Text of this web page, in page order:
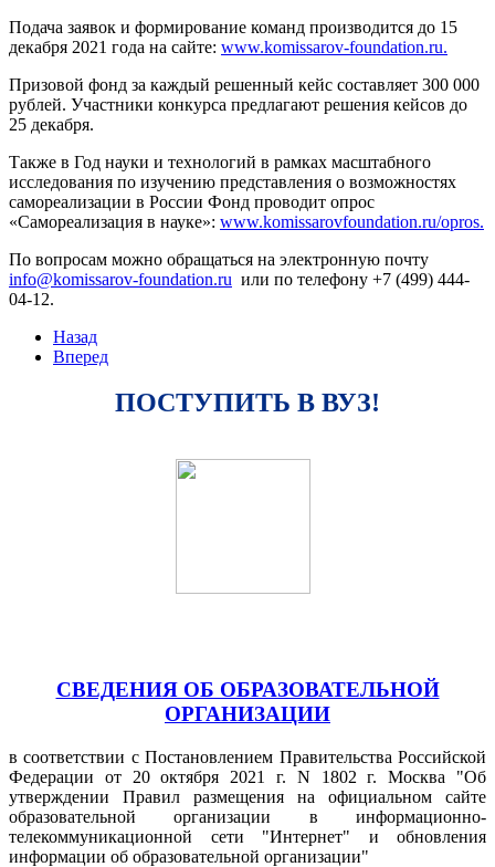
Подача заявок и формирование команд производится до 15
декабря 2021 года на сайте: www.komissarov-foundation.ru.
Призовой фонд за каждый решенный кейс составляет 300 000
рублей. Участники конкурса предлагают решения кейсов до
25 декабря.
Также в Год науки и технологий в рамках масштабного
исследования по изучению представления о возможностях
самореализации в России Фонд проводит опрос
«Самореализация в науке»: www.komissarovfoundation.ru/opros.
По вопросам можно обращаться на электронную почту
или по телефону +7 (499) 444-
04-12.
Назад
Вперед
ПОСТУПИТЬ В ВУЗ!
СВЕДЕНИЯ ОБ ОБРАЗОВАТЕЛЬНОЙ
ОРГАНИЗАЦИИ
в соответствии с Постановлением Правительства Российской
Федерации от 20 октября 2021 г. N 1802 г. Москва "Об
утверждении Правил размещения на официальном сайте
образовательной организации в информационно-
телекоммуникационной сети "Интернет" и обновления
информации об образовательной организации"